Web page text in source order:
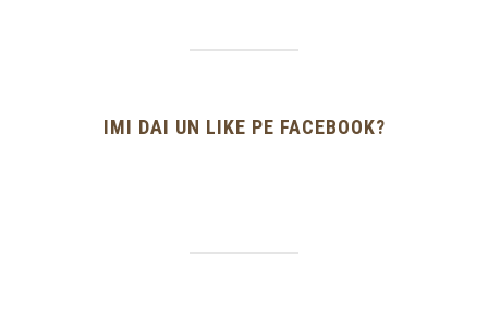
IMI DAI UN LIKE PE FACEBOOK?